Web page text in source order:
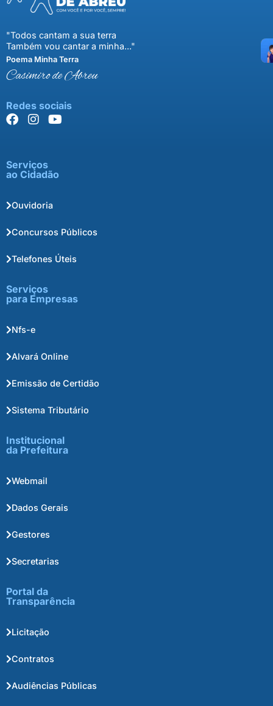
"Todos cantam a sua terra
Também vou cantar a minha..."
Poema Minha Terra
Casimiro de Abreu
Redes sociais
Serviços
ao Cidadão
Ouvidoria
Concursos Públicos
Telefones Úteis
Serviços
para Empresas
Nfs-e
Alvará Online
Emissão de Certidão
Sistema Tributário
Institucional
da Prefeitura
Webmail
Dados Gerais
Gestores
Secretarias
Portal da
Transparência
Licitação
Contratos
Audiências Públicas